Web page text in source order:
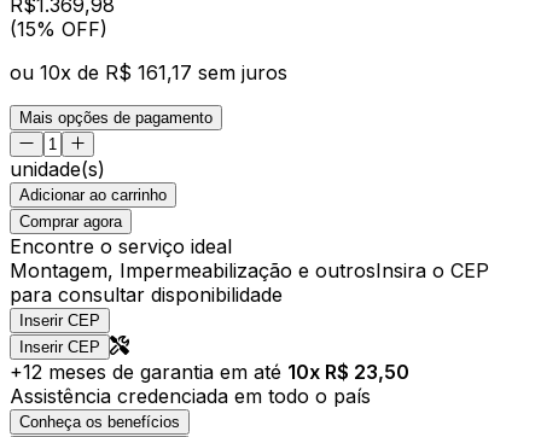
(15% OFF)
ou 10x de R$ 161,17 sem juros
Mais opções de pagamento
unidade(s)
Adicionar ao carrinho
Comprar agora
Encontre o serviço ideal
Montagem, Impermeabilização e outrosInsira o CEP
para consultar disponibilidade
Inserir CEP
Inserir CEP
+12 meses de garantia em até 10x R$ 23,50
Assistência credenciada em todo o país
Conheça os benefícios